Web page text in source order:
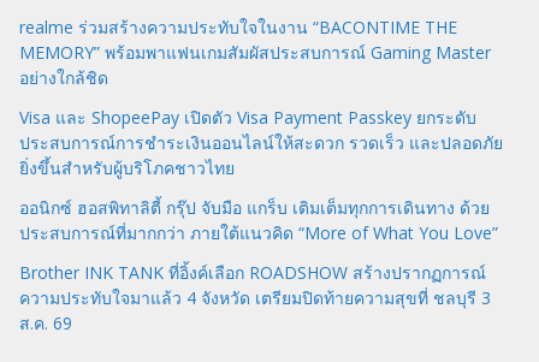
realme ร่วมสร้างความประทับใจในงาน “BACONTIME THE
MEMORY” พร้อมพาแฟนเกมสัมผัสประสบการณ์ Gaming Master
อย่างใกล้ชิด
Visa และ ShopeePay เปิดตัว Visa Payment Passkey ยกระดับ
ประสบการณ์การชำระเงินออนไลน์ให้สะดวก รวดเร็ว และปลอดภัย
ยิ่งขึ้นสำหรับผู้บริโภคชาวไทย
ออนิกซ์ ฮอสพิทาลิตี้ กรุ๊ป จับมือ แกร็บ เติมเต็มทุกการเดินทาง ด้วย
ประสบการณ์ที่มากกว่า ภายใต้แนวคิด “More of What You Love”
Brother INK TANK ที่อิ้งค์เลือก ROADSHOW สร้างปรากฏการณ์
ความประทับใจมาแล้ว 4 จังหวัด เตรียมปิดท้ายความสุขที่ ชลบุรี 3
ส.ค. 69